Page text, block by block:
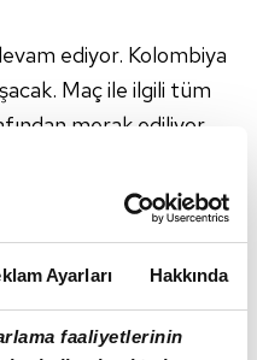
Ayarları Hakkında
faaliyetlerinin
ediyor. Kolombiya
Maç ile ilgili tüm
merak ediliyor.
Peki, Kolombiya -
kaçta ve hangi
MAÇI NE ZAMAN,